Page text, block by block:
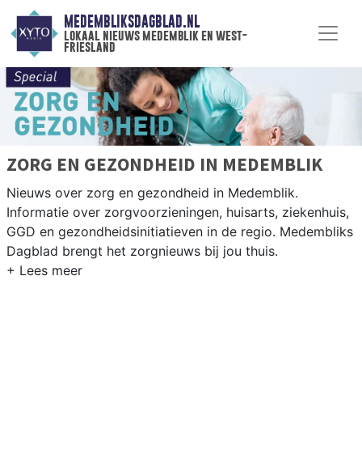
MEDEMBLIKSDAGBLAD.NL
lokaal nieuws medemblik en west-
friesland
ZORG EN GEZONDHEID IN MEDEMBLIK
Nieuws over zorg en gezondheid in Medemblik.
Informatie over zorgvoorzieningen, huisarts, ziekenhuis,
GGD en gezondheidsinitiatieven in de regio. Medembliks
Dagblad brengt het zorgnieuws bij jou thuis.